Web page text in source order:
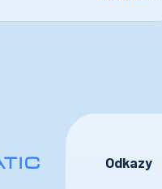
Odkazy